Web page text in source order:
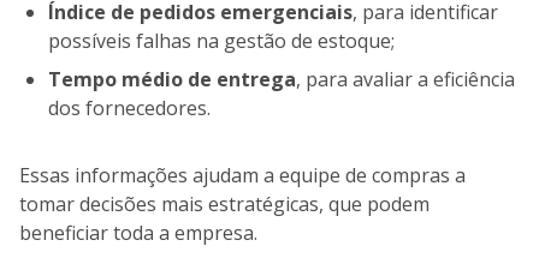
Índice de pedidos emergenciais, para identificar
possíveis falhas na gestão de estoque;
Tempo médio de entrega, para avaliar a eficiência
dos fornecedores.
Essas informações ajudam a equipe de compras a
tomar decisões mais estratégicas, que podem
beneficiar toda a empresa.